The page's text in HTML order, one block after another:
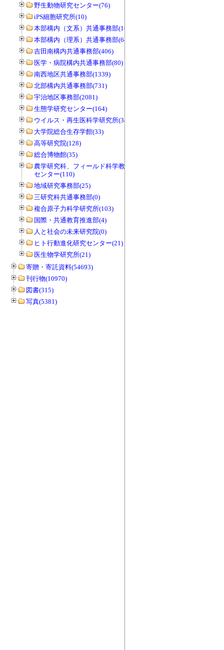
野生動物研究センター(76)
iPS細胞研究所(10)
本部構内（文系）共通事務部(165)
本部構内（理系）共通事務部(646)
吉田南構内共通事務部(406)
医学・病院構内共通事務部(80)
南西地区共通事務部(1339)
北部構内共通事務部(731)
宇治地区事務部(2081)
生態学研究センター(164)
ウイルス・再生医科学研究所(34)
大学院総合生存学館(33)
高等研究院(128)
総合博物館(35)
農学研究科、フィールド科学教育研究
センター(110)
地域研究事務部(25)
三研究科共通事務部(0)
複合原子力科学研究所(103)
国際・共通教育推進部(4)
人と社会の未来研究院(0)
ヒト行動進化研究センター(21)
医生物学研究所(21)
寄贈・寄託資料(54693)
刊行物(10970)
図書(315)
写真(5381)